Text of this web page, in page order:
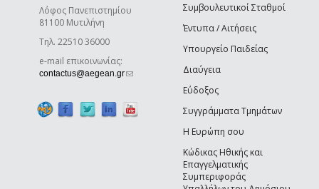
Λόφος Πανεπιστημίου
81100 Μυτιλήνη
Τηλ. 22510 36000
e-mail επικοινωνίας:
contactus@aegean.gr(link sends e-mail)
Συμβουλευτικοί Σταθμοί
Έντυπα / Αιτήσεις
Υπουργείο Παιδείας
Διαύγεια
Εύδοξος
Συγγράμματα Τμημάτων
Η Ευρώπη σου
Κώδικας Ηθικής και
Επαγγελματικής
Συμπεριφοράς